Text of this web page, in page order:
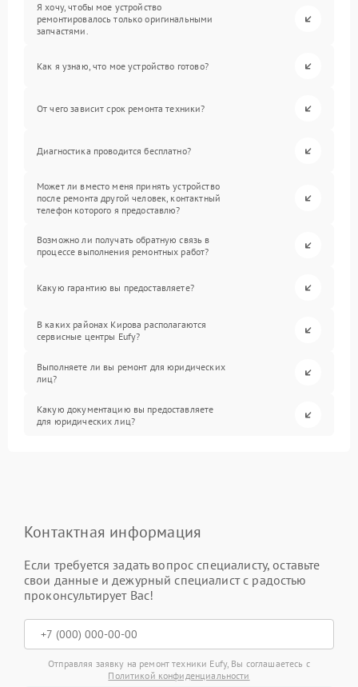
Я хочу, чтобы мое устройство
ремонтировалось только оригинальными
запчастями.
Как я узнаю, что мое устройство готово?
От чего зависит срок ремонта техники?
Диагностика проводится бесплатно?
Может ли вместо меня принять устройство
после ремонта другой человек, контактный
телефон которого я предоставлю?
Возможно ли получать обратную связь в
процессе выполнения ремонтных работ?
Какую гарантию вы предоставляете?
В каких районах Кирова располагаются
сервисные центры Eufy?
Выполняете ли вы ремонт для юридических
лиц?
Какую документацию вы предоставляете
для юридических лиц?
Контактная информация
Если требуется задать вопрос специалисту, оставьте
свои данные и дежурный специалист с радостью
проконсультирует Вас!
Отправляя заявку на ремонт техники Eufy, Вы соглашаетесь с
Политикой конфиденциальности